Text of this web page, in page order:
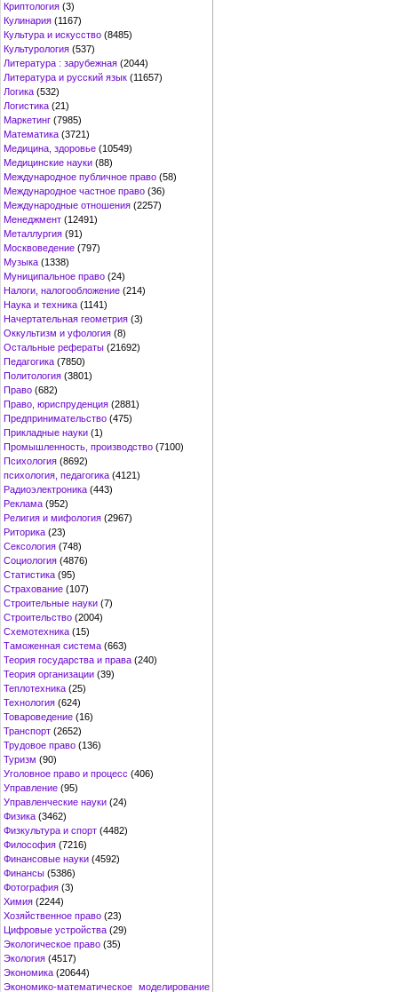
Криптология (3)
Кулинария (1167)
Культура и искусство (8485)
Культурология (537)
Литература : зарубежная (2044)
Литература и русский язык (11657)
Логика (532)
Логистика (21)
Маркетинг (7985)
Математика (3721)
Медицина, здоровье (10549)
Медицинские науки (88)
Международное публичное право (58)
Международное частное право (36)
Международные отношения (2257)
Менеджмент (12491)
Металлургия (91)
Москвоведение (797)
Музыка (1338)
Муниципальное право (24)
Налоги, налогообложение (214)
Наука и техника (1141)
Начертательная геометрия (3)
Оккультизм и уфология (8)
Остальные рефераты (21692)
Педагогика (7850)
Политология (3801)
Право (682)
Право, юриспруденция (2881)
Предпринимательство (475)
Прикладные науки (1)
Промышленность, производство (7100)
Психология (8692)
психология, педагогика (4121)
Радиоэлектроника (443)
Реклама (952)
Религия и мифология (2967)
Риторика (23)
Сексология (748)
Социология (4876)
Статистика (95)
Страхование (107)
Строительные науки (7)
Строительство (2004)
Схемотехника (15)
Таможенная система (663)
Теория государства и права (240)
Теория организации (39)
Теплотехника (25)
Технология (624)
Товароведение (16)
Транспорт (2652)
Трудовое право (136)
Туризм (90)
Уголовное право и процесс (406)
Управление (95)
Управленческие науки (24)
Физика (3462)
Физкультура и спорт (4482)
Философия (7216)
Финансовые науки (4592)
Финансы (5386)
Фотография (3)
Химия (2244)
Хозяйственное право (23)
Цифровые устройства (29)
Экологическое право (35)
Экология (4517)
Экономика (20644)
Экономико-математическое моделирование